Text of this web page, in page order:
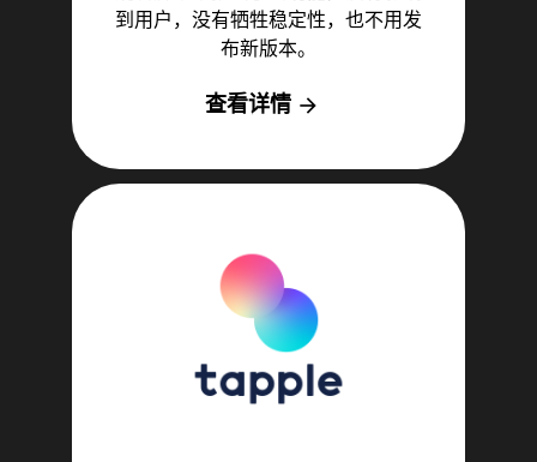
到用户，没有牺牲稳定性，也不用发
布新版本。
查看详情 arrow_forward